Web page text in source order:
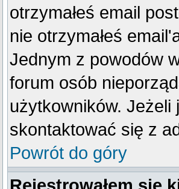
otrzymałeś email
nie otrzymałeś
Jednym z powodów
forum osób
użytkowników. Jeżeli
skontaktować się z
Powrót do góry